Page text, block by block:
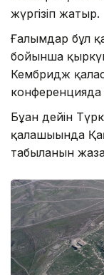
жүргізіп жатыр.
Ғалымдар бұл
бойынша
Кембридж
Бұған дейін
қалашығында
табылғанын